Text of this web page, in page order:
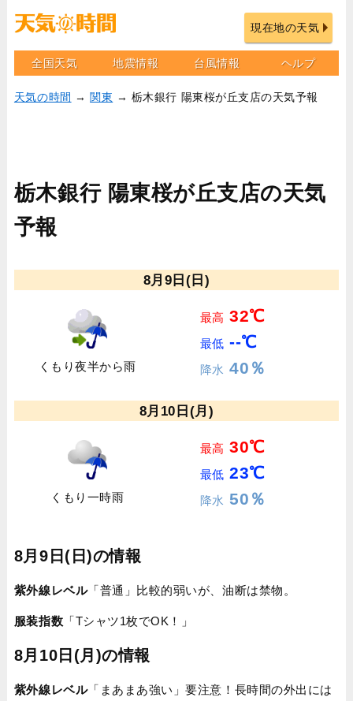
現在地の天気
全国天気 地震情報 台風情報 ヘルプ
天気の時間 → 関東 → 栃木銀行 陽東桜が丘支店の天気予報
栃木銀行 陽東桜が丘支店の天気
予報
8月9日(日)
くもり夜半から雨
最高 32℃
最低 --℃
降水 40％
8月10日(月)
くもり一時雨
最高 30℃
最低 23℃
降水 50％
8月9日(日)の情報
紫外線レベル「普通」比較的弱いが、油断は禁物。
服装指数 「Tシャツ1枚でOK！」
8月10日(月)の情報
紫外線レベル「まあまあ強い」要注意！長時間の外出には